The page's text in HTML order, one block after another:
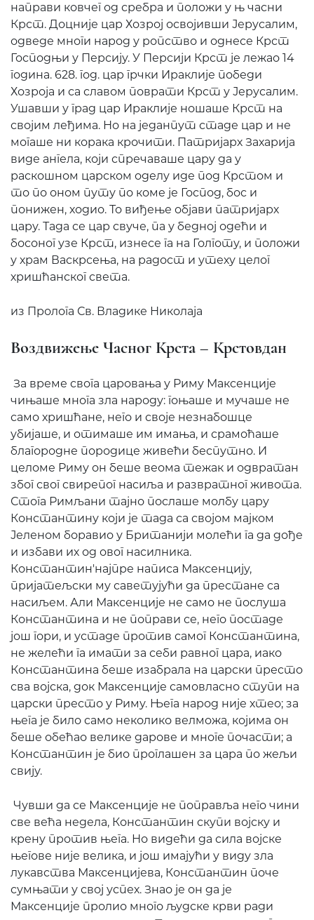
направи ковчег од сребра и положи у њ часни
Крст. Доцније цар Хозрој освојивши Јерусалим,
одведе многи народ у ропство и однесе Крст
Господњи у Персију. У Персији Крст је лежао 14
година. 628. год. цар грчки Ираклије победи
Хозроја и са славом поврати Крст у Јерусалим.
Ушавши у град цар Ираклије ношаше Крст на
својим леђима. Но на једанпут стаде цар и не
могаше ни корака крочити. Патријарх Захарија
виде ангела, који спречаваше цару да у
раскошном царском оделу иде под Крстом и
то по оном путу по коме је Господ, бос и
понижен, ходио. То виђење објави патријарх
цару. Тада се цар свуче, па у бедној одећи и
босоног узе Крст, изнесе га на Голготу, и положи
у храм Васкрсења, на радост и утеху целог
хришћанског света.
из Пролога Св. Владике Николаја
Воздвижење Часног Крста – Крстовдан
За време свога царовања у Риму Максенције
чињаше многа зла народу: гоњаше и мучаше не
само хришћане, него и своје незнабошце
убијаше, и отимаше им имања, и срамоћаше
благородне породице живећи беспутно. И
целоме Риму он беше веома тежак и одвратан
због свог свирепог насиља и развратног живота.
Стога Римљани тајно послаше молбу цару
Константину који је тада са својом мајком
Јеленом боравио у Британији молећи га да дође
и избави их од овог насилника.
Константин'најпре написа Максенцију,
пријатељски му саветујући да престане са
насиљем. Али Максенције не само не послуша
Константина и не поправи се, него постаде
још гори, и устаде против самог Константина,
не желећи га имати за себи равног цара, иако
Константина беше изабрала на царски престо
сва војска, док Максенције самовласно ступи на
царски престо у Риму. Њега народ није хтео; за
њега је било само неколико велможа, којима он
беше обећао велике дарове и многе почасти; а
Константин је био проглашен за цара по жељи
свију.
Чувши да се Максенције не поправља него чини
све већа недела, Константин скупи војску и
крену против њега. Но видећи да сила војске
његове није велика, и још имајући у виду зла
лукавства Максенцијева, Константин поче
сумњати у свој успех. Знао је он да је
Максенције пролио много људске крви ради